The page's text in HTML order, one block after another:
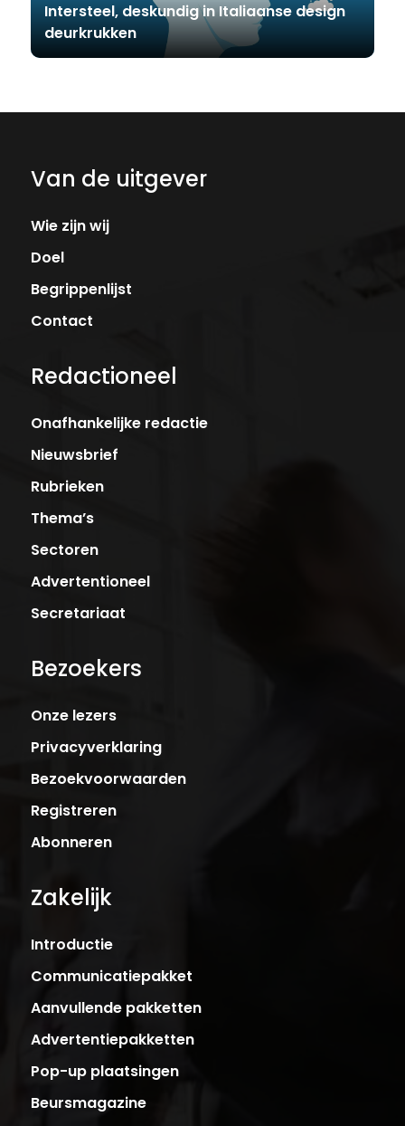
Intersteel, deskundig in Italiaanse design
deurkrukken
Van de uitgever
Wie zijn wij
Doel
Begrippenlijst
Contact
Redactioneel
Onafhankelijke redactie
Nieuwsbrief
Rubrieken
Thema’s
Sectoren
Advertentioneel
Secretariaat
Bezoekers
Onze lezers
Privacyverklaring
Bezoekvoorwaarden
Registreren
Abonneren
Zakelijk
Introductie
Communicatiepakket
Aanvullende pakketten
Advertentiepakketten
Pop-up plaatsingen
Beursmagazine